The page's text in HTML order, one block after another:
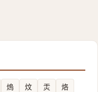
熓 炆 㶣
烙